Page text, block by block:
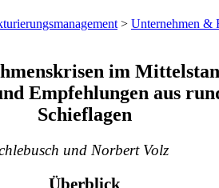
> Unternehmen &
im
Empfehlungen aus
Schieflagen
und Norbert Volz
Überblick